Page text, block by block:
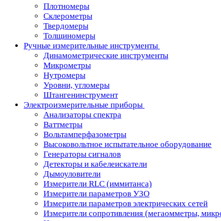
Плотномеры
Склерометры
Твердомеры
Толщиномеры
Ручные измерительные инструменты
Динамометрические инструменты
Микрометры
Нутромеры
Уровни, угломеры
Штангенинструмент
Электроизмерительные приборы
Анализаторы спектра
Ваттметры
Вольтамперфазометры
Высоковольтное испытательное оборудование
Генераторы сигналов
Детекторы и кабелеискатели
Дымоуловители
Измерители RLC (иммитанса)
Измерители параметров УЗО
Измерители параметров электрических сетей
Измерители сопротивления (мегаомметры,